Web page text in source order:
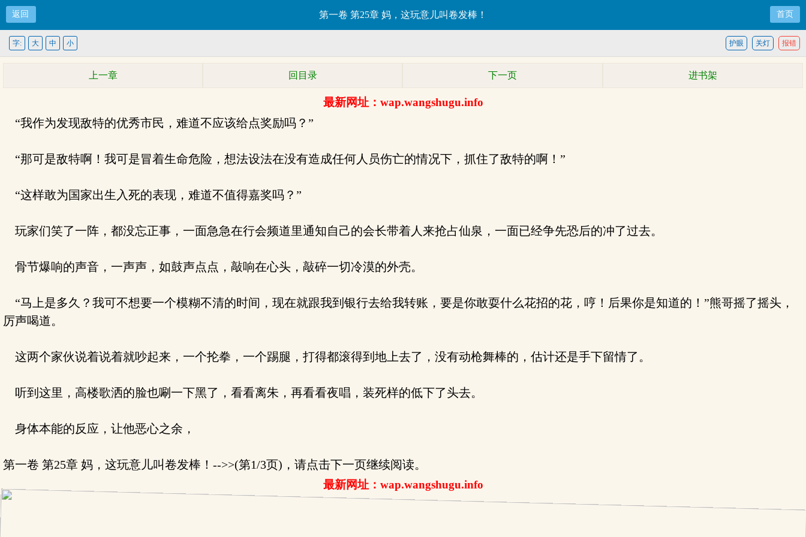
返回 第一卷 第25章 妈，这玩意儿叫卷发棒！ 首页
报错
关灯
护眼
字: 大 中 小
上一章 回目录 下一页 进书架
最新网址：wap.wangshugu.info
“我作为发现敌特的优秀市民，难道不应该给点奖励吗？”
“那可是敌特啊！我可是冒着生命危险，想法设法在没有造成任何人员伤亡的情况下，抓住了敌特的啊！”
“这样敢为国家出生入死的表现，难道不值得嘉奖吗？”
玩家们笑了一阵，都没忘正事，一面急急在行会频道里通知自己的会长带着人来抢占仙泉，一面已经争先恐后的冲了过去。
骨节爆响的声音，一声声，如鼓声点点，敲响在心头，敲碎一切冷漠的外壳。
“马上是多久？我可不想要一个模糊不清的时间，现在就跟我到银行去给我转账，要是你敢耍什么花招的花，哼！后果你是知道的！”熊哥摇了摇头，
厉声喝道。
这两个家伙说着说着就吵起来，一个抡拳，一个踢腿，打得都滚得到地上去了，没有动枪舞棒的，估计还是手下留情了。
听到这里，高楼歌洒的脸也唰一下黑了，看看离朱，再看看夜唱，装死样的低下了头去。
身体本能的反应，让他恶心之余，
第一卷 第25章 妈，这玩意儿叫卷发棒！-->>(第1/3页)，请点击下一页继续阅读。
最新网址：wap.wangshugu.info